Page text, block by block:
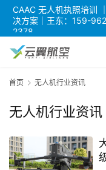
首页 无人机行业资讯
无人机行业资讯
CAAC 无人机执照培训
决方案｜王东：159-
2378